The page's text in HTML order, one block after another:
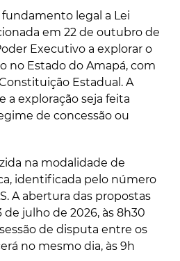
legal a Lei
em 22 de outubro de
Executivo a explorar o
no Estado do Amapá, com
Estadual. A
a exploração seja feita
de concessão ou
na modalidade de
identificada pelo número
A abertura das propostas
de julho de 2026, às 8h30
de disputa entre os
no mesmo dia, às 9h